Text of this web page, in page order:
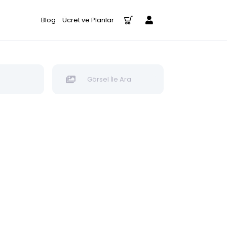
Blog Ücret ve Planlar
Görsel İle Ara